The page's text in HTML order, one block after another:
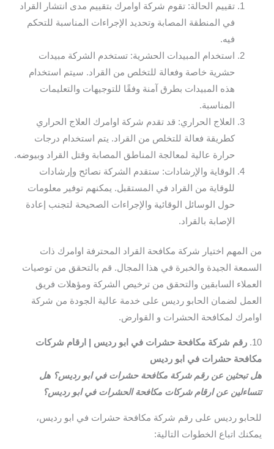
تقييم الحالة: تقوم شركة اوامرك بتقييم مدى انتشار القراد
في المنطقة المصابة وتحديد الإجراءات المناسبة للتحكم
فيه.
استخدام المبيدات الحشرية: تستخدم الشركة مبيدات
حشرية خاصة وفعالة للتخلص من القراد. سيتم استخدام
هذه المبيدات بطرق آمنة وفقًا للتوجيهات والتعليمات
المناسبة.
العلاج الحراري: قد تقدم شركة اوامرك العلاج الحراري
كطريقة فعالة للتخلص من القراد. يتم استخدام درجات
حرارة عالية لمعالجة المناطق المصابة وقتل القراد وبيوضه.
الوقاية والإرشادات: ستقدم الشركة نصائح وإرشادات
للوقاية من القراد في المستقبل. يمكنهم توفير معلومات
حول الوسائل الوقائية والإجراءات الصحيحة لتجنب إعادة
الإصابة بالقراد.
من المهم اختيار شركة مكافحة القراد المحترفة اوامرك ذات
السمعة الجيدة والخبرة في هذا المجال. قم بالتحقق من توصيات
العملاء السابقين والتحقق من ترخيص الشركة ومؤهلات فريق
العمل لضمان الحابو رديس على خدمة عالية الجودة من شركة
اوامرك لمكافحة الحشرات و القوارض.
10. رقم شركة مكافحة حشرات في ابو رديس | ارقام شركات
مكافحة حشرات في ابو رديس
هل تبحثين عن رقم شركة مكافحة حشرات في ابو رديس؟ هل
تتساءلين عن ارقام شركات مكافحة الحشرات في ابو رديس؟
للحابو رديس على رقم شركة مكافحة حشرات في ابو رديس،
يمكنك اتباع الخطوات التالية: